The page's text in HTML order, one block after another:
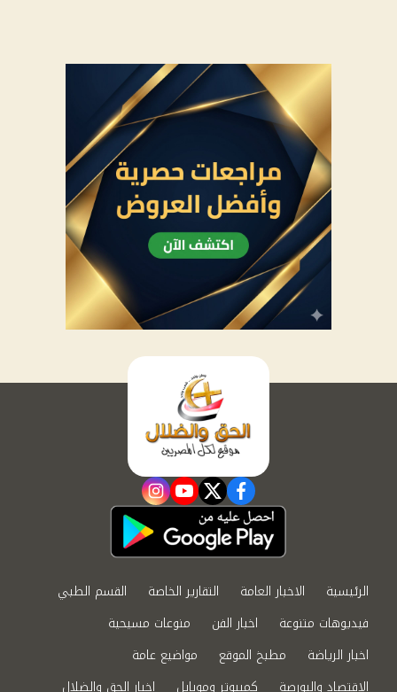
facebook
twitter
youtube
instagram
الرئيسية الاخبار العامة التقارير الخاصة
القسم الطبي
فيديوهات متنوعة
اخبار الفن
منوعات مسيحية
اخبار الرياضة
مطبخ الموقع
مواضيع عامة
الاقتصاد والبورصة
كمبيوتر وموبايل اخبار الحق والضلال